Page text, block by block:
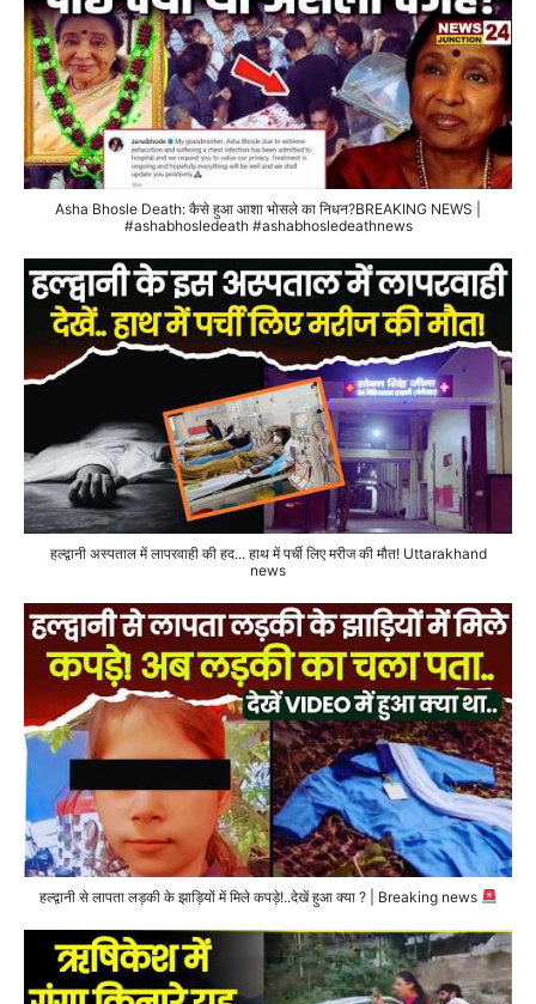
Asha Bhosle Death: कैसे हुआ आशा भोसले का निधन?BREAKING NEWS |
#ashabhosledeath #ashabhosledeathnews
हल्द्वानी अस्पताल में लापरवाही की हद... हाथ में पर्ची लिए मरीज की मौत! Uttarakhand
news
हल्द्वानी से लापता लड़की के झाड़ियों में मिले कपड़े!..देखें हुआ क्या ? | Breaking news